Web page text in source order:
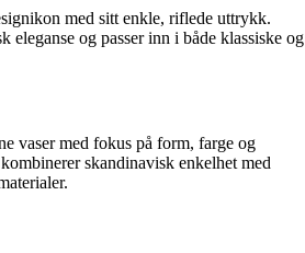
med sitt enkle, riflede uttrykk.
eleganse og passer inn i både klassiske og
vaser med fokus på form, farge og
skandinavisk enkelhet med